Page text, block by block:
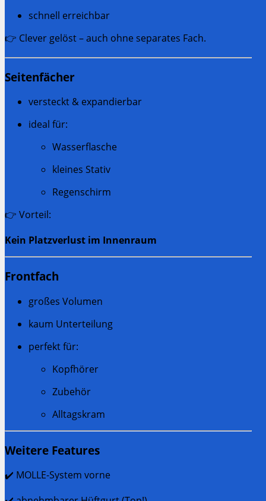
schnell erreichbar
👉 Clever gelöst – auch ohne separates Fach.
Seitenfächer
versteckt & expandierbar
ideal für:
Wasserflasche
kleines Stativ
Regenschirm
👉 Vorteil:
Kein Platzverlust im Innenraum
Frontfach
großes Volumen
kaum Unterteilung
perfekt für:
Kopfhörer
Zubehör
Alltagskram
Weitere Features
✔️ MOLLE-System vorne